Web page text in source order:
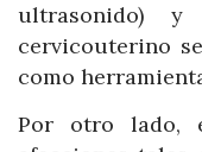
ultrasonido)
cervicouterino
como
Por otro lado,